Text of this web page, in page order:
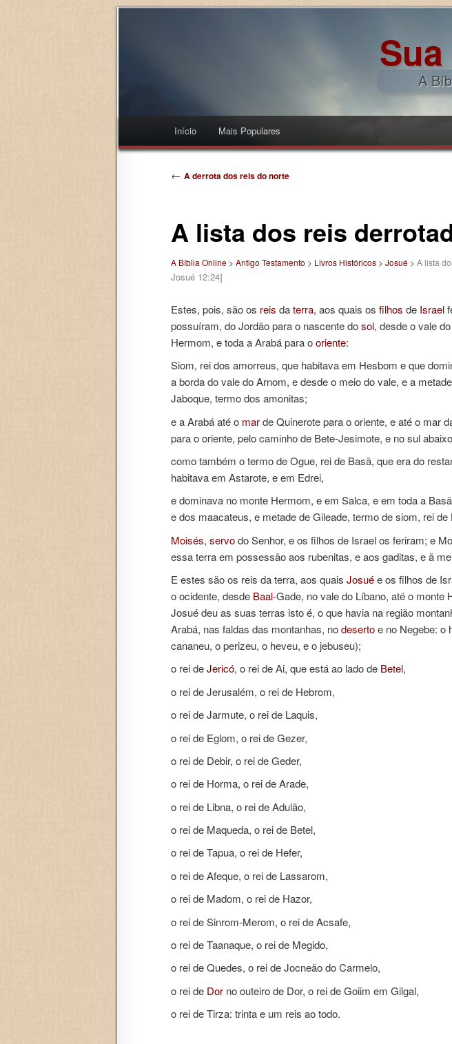
A
Pular para o conteúdo principal
Pular para o conteúdo secundário
Início Mais Populares
Navegação de posts
← A derrota dos reis do norte
A lista dos reis
A Bíblia Online > Antigo Testamento > Livros Históricos > Josué > A lista
Josué 12:24]
Estes, pois, são os reis daterra, aos quais os filhos de Israel
possuíram, do Jordão para o nascente dosol, desde o vale
Hermom, e toda a Arabá para ooriente:
Siom, rei dos amorreus, que habitava em Hesbom e que
a borda do vale do Arnom, e desde o meio do vale, e a
Jaboque, termo dos amonitas;
e a Arabá até o marde Quinerote para o oriente, e até o mar
para o oriente, pelo caminho de Bete-Jesimote, e no sul
como também o termo de Ogue, rei de Basã, que era do
habitava em Astarote, e em Edrei,
e dominava no monte Hermom, e em Salca, e em toda a
e dos maacateus, e metade de Gileade, termo de siom, rei de
Moisés, servodo Senhor, e os filhos de Israel os feriram; e
essa terra em possessão aos rubenitas, e aos gaditas, e ã
E estes são os reis da terra, aos quais Josuée os filhos de
o ocidente, desde Baal-Gade, no vale do Líbano, até o monte
Josué deu as suas terras isto é, o que havia na região
Arabá, nas faldas das montanhas, nodesertoe no Negebe: o
cananeu, o perizeu, o heveu, e o jebuseu);
o rei deJericó, o rei de Ai, que está ao lado de Betel,
o rei de Jerusalém, o rei de Hebrom,
o rei de Jarmute, o rei de Laquis,
o rei de Eglom, o rei de Gezer,
o rei de Debir, o rei de Geder,
o rei de Horma, o rei de Arade,
o rei de Libna, o rei de Adulão,
o rei de Maqueda, o rei de Betel,
o rei de Tapua, o rei de Hefer,
o rei de Afeque, o rei de Lassarom,
o rei de Madom, o rei de Hazor,
o rei de Sinrom-Merom, o rei de Acsafe,
o rei de Taanaque, o rei de Megido,
o rei de Quedes, o rei de Jocneão do Carmelo,
o rei de Dor no outeiro de Dor, o rei de Goiim em Gilgal,
o rei de Tirza: trinta e um reis ao todo.